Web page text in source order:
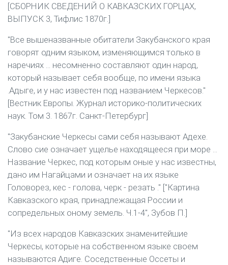
[СБОРНИК СВЕДЕНИЙ О КАВКАЗСКИХ ГОРЦАХ,
ВЫПУСК 3, Тифлис 1870г.]
"Все вышеназванные обитатели Закубанского края
говорят одним языком, изменяющимся только в
наречиях ... несомненно составляют один народ,
который называет себя вообще, по имени языка
.Адыге, и у нас известен под названием Черкесов."
[Вестник Европы. Журнал историко-политических
наук. Том 3. 1867г. Санкт-Петербург]
"Закубанские Черкесы сами себя называют Адехе.
Слово сие означает ущелье находящееся при море ...
Название Черкес, под которым оные у нас известны,
дано им Нагайцами и означает на их языке
Головорез, кес - голова, черк - резать ." ["Картина
Кавказского края, принадлежащая России и
сопредельных оному земель. Ч.1-4", Зубов П.]
"Из всех народов Кавказских знаменитейшие
Черкесы, которые на собственном языке своем
называются Адиге. Соседственные Оссеты и